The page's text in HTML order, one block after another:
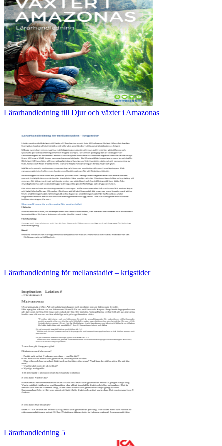
Lärarhandledning till Djur och växter i Amazonas
Lärarhandledning för mellanstadiet – krigstider
Lärarhandledning 5